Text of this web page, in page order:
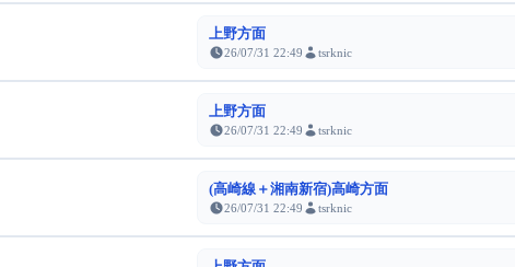
上野方面
26/07/31 22:49 tsrknic
上野方面
26/07/31 22:49 tsrknic
(高崎線＋湘南新宿)高崎方面
26/07/31 22:49 tsrknic